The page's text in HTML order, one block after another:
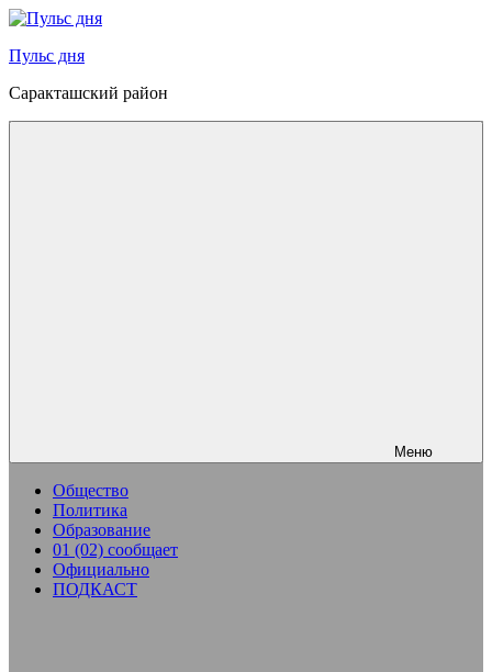
Перейти
содержимому
Пульс дня
Саракташский район
Меню
Общество
Политика
Образование
01 (02) сообщает
Официально
ПОДКАСТ